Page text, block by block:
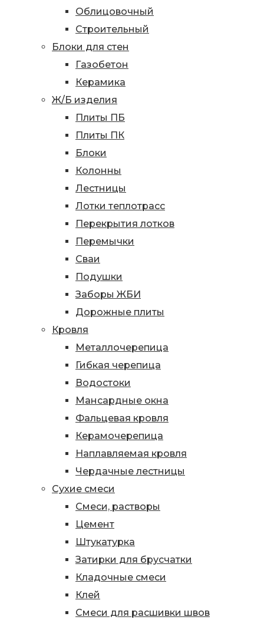
Облицовочный
Строительный
Блоки для стен
Газобетон
Керамика
Ж/Б изделия
Плиты ПБ
Плиты ПК
Блоки
Колонны
Лестницы
Лотки теплотрасс
Перекрытия лотков
Перемычки
Сваи
Подушки
Заборы ЖБИ
Дорожные плиты
Кровля
Металлочерепица
Гибкая черепица
Водостоки
Мансардные окна
Фальцевая кровля
Керамочерепица
Наплавляемая кровля
Чердачные лестницы
Сухие смеси
Смеси, растворы
Цемент
Штукатурка
Затирки для брусчатки
Кладочные смеси
Клей
Смеси для расшивки швов